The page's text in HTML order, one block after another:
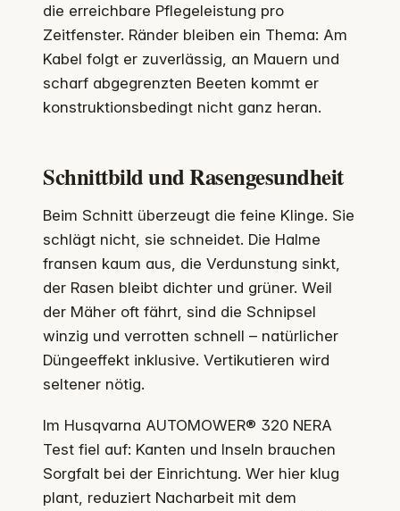
die erreichbare Pflegeleistung pro
Zeitfenster. Ränder bleiben ein Thema: Am
Kabel folgt er zuverlässig, an Mauern und
scharf abgegrenzten Beeten kommt er
konstruktionsbedingt nicht ganz heran.
Schnittbild und Rasengesundheit
Beim Schnitt überzeugt die feine Klinge. Sie
schlägt nicht, sie schneidet. Die Halme
fransen kaum aus, die Verdunstung sinkt,
der Rasen bleibt dichter und grüner. Weil
der Mäher oft fährt, sind die Schnipsel
winzig und verrotten schnell – natürlicher
Düngeeffekt inklusive. Vertikutieren wird
seltener nötig.
Im Husqvarna AUTOMOWER® 320 NERA
Test fiel auf: Kanten und Inseln brauchen
Sorgfalt bei der Einrichtung. Wer hier klug
plant, reduziert Nacharbeit mit dem